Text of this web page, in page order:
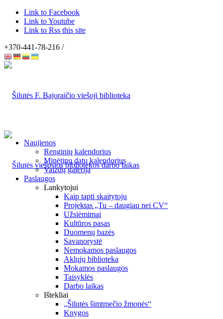
Link to Facebook
Link to Youtube
Link to Rss this site
+370-441-78-216 /
Naujienos
Renginių kalendorius
Minėtinų datų kalendorius
Vaizdų galerija
Paslaugos
Lankytojui
Kaip tapti skaitytoju
Projektas „Tu – daugiau nei CV“
Užsiėmimai
Kultūros pasas
Duomenų bazės
Savanorystė
Nemokamos paslaugos
Aklųjų biblioteka
Mokamos paslaugos
Taisyklės
Darbo laikas
Ištekliai
„Šilutės šimtmečio žmonės“
Knygos